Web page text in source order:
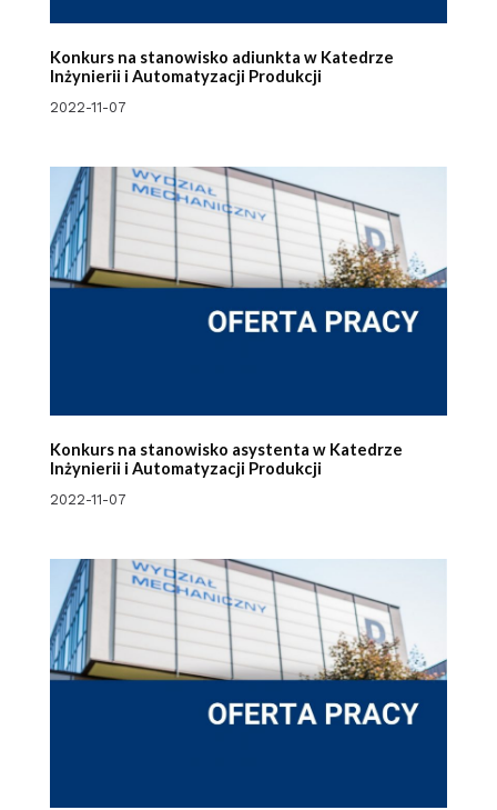
Konkurs na stanowisko adiunkta w Katedrze
Inżynierii i Automatyzacji Produkcji
2022-11-07
Konkurs na stanowisko asystenta w Katedrze
Inżynierii i Automatyzacji Produkcji
2022-11-07